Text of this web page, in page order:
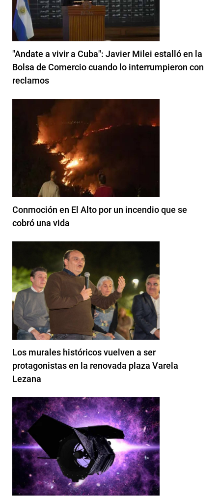
"Andate a vivir a Cuba": Javier Milei estalló en la
Bolsa de Comercio cuando lo interrumpieron con
reclamos
Conmoción en El Alto por un incendio que se
cobró una vida
Los murales históricos vuelven a ser
protagonistas en la renovada plaza Varela
Lezana